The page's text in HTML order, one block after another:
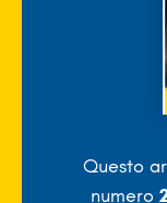
Questo
numero